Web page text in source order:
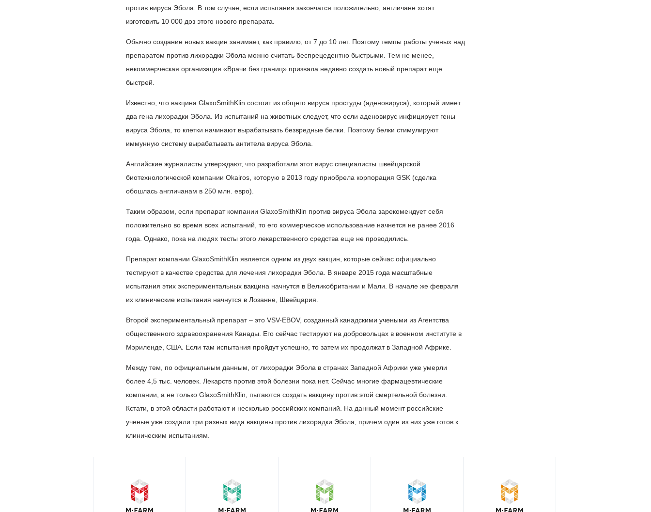
против вируса Эбола. В том случае, если испытания закончатся положительно, англичане хотят
изготовить 10 000 доз этого нового препарата.
Обычно создание новых вакцин занимает, как правило, от 7 до 10 лет. Поэтому темпы работы ученых над
препаратом против лихорадки Эбола можно считать беспрецедентно быстрыми. Тем не менее,
некоммерческая организация «Врачи без границ» призвала недавно создать новый препарат еще
быстрей.
Известно, что вакцина GlaxoSmithKlin состоит из общего вируса простуды (аденовируса), который имеет
два гена лихорадки Эбола. Из испытаний на животных следует, что если аденовирус инфицирует гены
вируса Эбола, то клетки начинают вырабатывать безвредные белки. Поэтому белки стимулируют
иммунную систему вырабатывать антитела вируса Эбола.
Английские журналисты утверждают, что разработали этот вирус специалисты швейцарской
биотехнологической компании Okairos, которую в 2013 году приобрела корпорация GSK (сделка
обошлась англичанам в 250 млн. евро).
Таким образом, если препарат компании GlaxoSmithKlin против вируса Эбола зарекомендует себя
положительно во время всех испытаний, то его коммерческое использование начнется не ранее 2016
года. Однако, пока на людях тесты этого лекарственного средства еще не проводились.
Препарат компании GlaxoSmithKlin является одним из двух вакцин, которые сейчас официально
тестируют в качестве средства для лечения лихорадки Эбола. В январе 2015 года масштабные
испытания этих экспериментальных вакцина начнутся в Великобритании и Мали. В начале же февраля
их клинические испытания начнутся в Лозанне, Швейцария.
Второй экспериментальный препарат – это VSV-EBOV, созданный канадскими учеными из Агентства
общественного здравоохранения Канады. Его сейчас тестируют на добровольцах в военном институте в
Мэриленде, США. Если там испытания пройдут успешно, то затем их продолжат в Западной Африке.
Между тем, по официальным данным, от лихорадки Эбола в странах Западной Африки уже умерли
более 4,5 тыс. человек. Лекарств против этой болезни пока нет. Сейчас многие фармацевтические
компании, а не только GlaxoSmithKlin, пытаются создать вакцину против этой смертельной болезни.
Кстати, в этой области работают и несколько российских компаний. На данный момент российские
ученые уже создали три разных вида вакцины против лихорадки Эбола, причем один из них уже готов к
клиническим испытаниям.